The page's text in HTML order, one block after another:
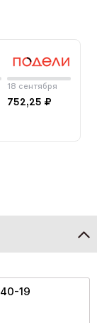
18 сентября
752,25 ₽
19